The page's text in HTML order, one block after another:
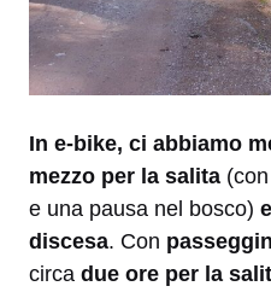
In e-bike, ci abbiamo
mezzo per la salita
e una pausa nel bosco)
discesa. Con
circa due ore per la